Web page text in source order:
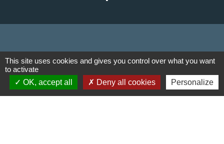
Liens
Communauté de communes du
Haut Limousin
This site uses cookies and gives you control over what you want
to activate
OK, accept all
Deny all cookies Personalize